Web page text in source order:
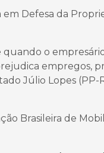
Defesa da
quando o
empregos,
Júlio Lopes (PP-
Brasileira de